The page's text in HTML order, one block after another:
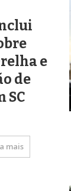
e
de
SC
mais